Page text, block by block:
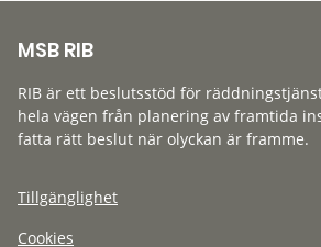
MSB RIB
RIB är ett beslutsstöd för
hela vägen från planering av framtida
fatta rätt beslut när olyckan är framme.
Tillgänglighet
Cookies